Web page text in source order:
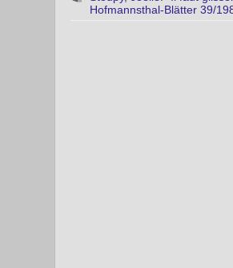
Hofmannsthal-Blätter 39/